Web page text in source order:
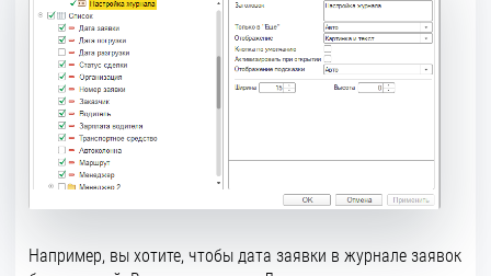
Например, вы хотите, чтобы дата заявки в журнале заявок